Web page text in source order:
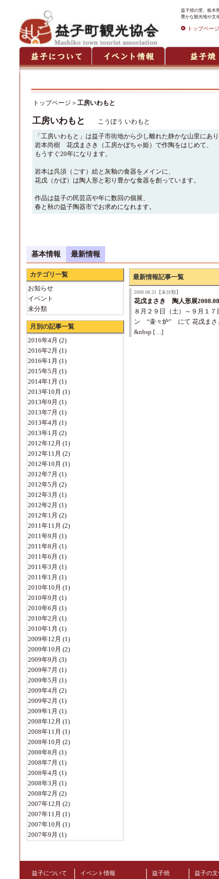
益子焼の里、栃木
豊かな観光地や文
トップページ
トップページ ＞ 工房いわもと
工房いわもと
こうぼう いわもと
「工房いわもと」は益子市街地から少し離れた静かな山里にあ
岩本尚樹 花戊まさき（工房かぼちゃ姫）で作陶をはじめて、
もうすぐ20年になります。
岩本は呉須（ごす）絵と灰釉の食器をメインに、
花戊（かぼ）は陶人形と彩り豊かな食器を創っています。
作品は益子の民芸店や年に数回の個展、
春と秋の益子陶器市でお求めになれます。
基本情報 最新情報
カテゴリ一覧
お知らせ
イベント
未分類
月別の記事一覧
2016年4月 (2)
2016年2月 (1)
2016年1月 (1)
2015年5月 (1)
2014年1月 (1)
2013年10月 (1)
2013年9月 (1)
2013年7月 (1)
2013年4月 (1)
2013年1月 (2)
2012年12月 (1)
2012年11月 (2)
2012年10月 (1)
2012年7月 (1)
2012年5月 (2)
2012年3月 (1)
2012年2月 (1)
2012年1月 (2)
2011年11月 (2)
2011年9月 (1)
2011年8月 (1)
2011年6月 (1)
2011年3月 (1)
2011年1月 (1)
2010年10月 (1)
2010年9月 (1)
2010年6月 (1)
2010年2月 (1)
2010年1月 (1)
2009年12月 (1)
2009年10月 (2)
2009年9月 (3)
2009年7月 (1)
2009年5月 (1)
2009年4月 (2)
2009年2月 (1)
2009年1月 (1)
2008年12月 (1)
2008年11月 (1)
2008年10月 (2)
2008年8月 (1)
2008年7月 (1)
2008年4月 (1)
2008年3月 (1)
2008年2月 (2)
2007年12月 (2)
2007年11月 (1)
2007年10月 (1)
2007年9月 (1)
最新情報記事一覧
2008.08.21【未分類】
花戊まさき 陶人形展
８月２９日（土）～９月１
ン “壷々炉” にて 花戊まさ
&nbsp […]
益子について イベント情報 益子焼 益子の